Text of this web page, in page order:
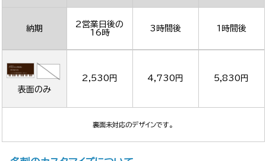
納期
2営業日後の
16時
3時間後 1時間後
表面のみ
2,530円 4,730円 5,830円
裏面未対応のデザインです。